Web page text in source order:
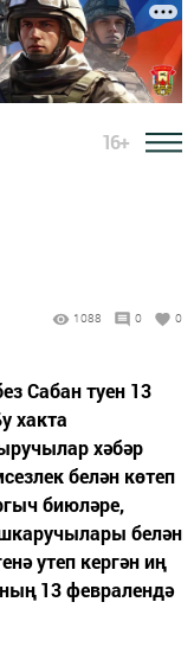
16+
1088 0 0
Сабан туен 13
хакта
хәбәр
белән көтеп
биюләре,
белән
утеп кергән иң
13 февралендә